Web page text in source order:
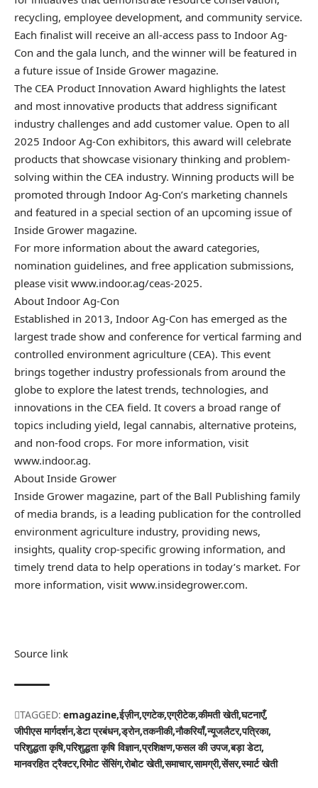
recycling, employee development, and community service.
Each finalist will receive an all-access pass to Indoor Ag-
Con and the gala lunch, and the winner will be featured in
a future issue of Inside Grower magazine.
The CEA Product Innovation Award highlights the latest
and most innovative products that address significant
industry challenges and add customer value. Open to all
2025 Indoor Ag-Con exhibitors, this award will celebrate
products that showcase visionary thinking and problem-
solving within the CEA industry. Winning products will be
promoted through Indoor Ag-Con’s marketing channels
and featured in a special section of an upcoming issue of
Inside Grower magazine.
For more information about the award categories,
nomination guidelines, and free application submissions,
please visit www.indoor.ag/ceas-2025.
About Indoor Ag-Con
Established in 2013, Indoor Ag-Con has emerged as the
largest trade show and conference for vertical farming and
controlled environment agriculture (CEA). This event
brings together industry professionals from around the
globe to explore the latest trends, technologies, and
innovations in the CEA field. It covers a broad range of
topics including yield, legal cannabis, alternative proteins,
and non-food crops. For more information, visit
www.indoor.ag.
About Inside Grower
Inside Grower magazine, part of the Ball Publishing family
of media brands, is a leading publication for the controlled
environment agriculture industry, providing news,
insights, quality crop-specific growing information, and
timely trend data to help operations in today’s market. For
more information, visit www.insidegrower.com.
Source link
TAGGED: emagazine ईज़ीन एगटेक एग्रीटेक कीमती खेती घटनाएँ
जीपीएस मार्गदर्शन डेटा प्रबंधन ड्रोन तकनीकी नौकरियाँ न्यूजलैटर पत्रिका
परिशुद्धता कृषि परिशुद्धता कृषि विज्ञान प्रशिक्षण फसल की उपज बड़ा डेटा
मानवरहित ट्रैक्टर रिमोट सेंसिंग रोबोट खेती समाचार सामग्री सेंसर स्मार्ट खेती